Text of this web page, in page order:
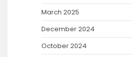
March 2025
December 2024
October 2024